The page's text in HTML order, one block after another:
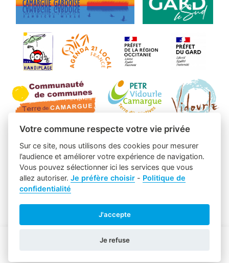
Votre commune respecte votre vie privée
Sur ce site, nous utilisons des cookies pour mesurer
l’audience et améliorer votre expérience de navigation.
Vous pouvez sélectionner ici les services que vous
allez autoriser.Je préfère choisir - Politique de
confidentialité
J'accepte
Je refuse